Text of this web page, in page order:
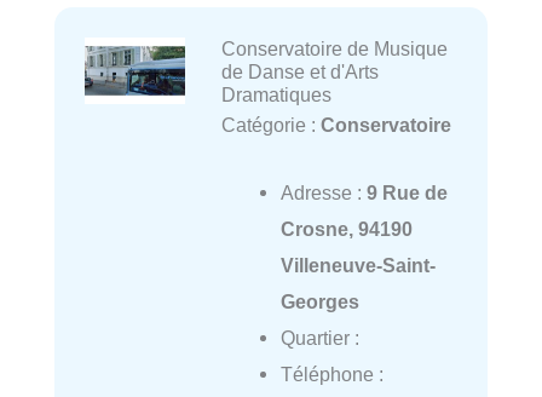
Conservatoire de Musique
de Danse et d'Arts
Dramatiques
Catégorie : Conservatoire
Adresse : 9 Rue de
Crosne, 94190
Villeneuve-Saint-
Georges
Quartier :
Téléphone :